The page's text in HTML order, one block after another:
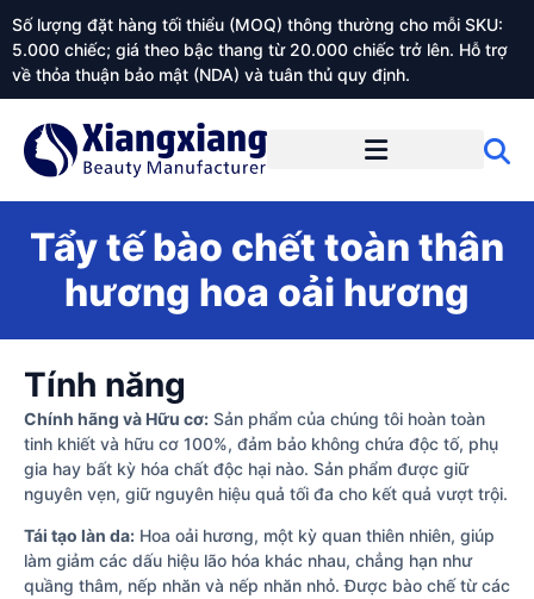
Số lượng đặt hàng tối thiểu (MOQ) thông thường cho mỗi SKU:
5.000 chiếc; giá theo bậc thang từ 20.000 chiếc trở lên. Hỗ trợ
về thỏa thuận bảo mật (NDA) và tuân thủ quy định.
Tẩy tế bào chết toàn thân
hương hoa oải hương
Tính năng
Chính hãng và Hữu cơ: Sản phẩm của chúng tôi hoàn toàn
tinh khiết và hữu cơ 100%, đảm bảo không chứa độc tố, phụ
gia hay bất kỳ hóa chất độc hại nào. Sản phẩm được giữ
nguyên vẹn, giữ nguyên hiệu quả tối đa cho kết quả vượt trội.
Tái tạo làn da: Hoa oải hương, một kỳ quan thiên nhiên, giúp
làm giảm các dấu hiệu lão hóa khác nhau, chẳng hạn như
quầng thâm, nếp nhăn và nếp nhăn nhỏ. Được bào chế từ các